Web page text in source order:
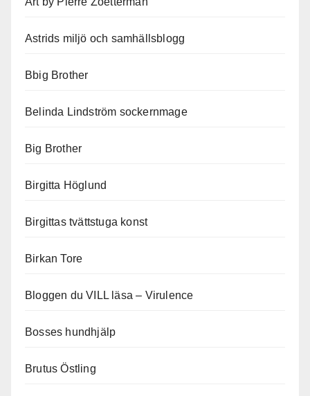
Astrids miljö och samhällsblogg
Bbig Brother
Belinda Lindström sockernmage
Big Brother
Birgitta Höglund
Birgittas tvättstuga konst
Birkan Tore
Bloggen du VILL läsa – Virulence
Bosses hundhjälp
Brutus Östling